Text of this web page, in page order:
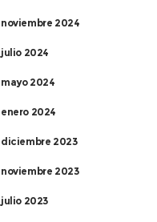
noviembre 2024
julio 2024
mayo 2024
enero 2024
diciembre 2023
noviembre 2023
julio 2023